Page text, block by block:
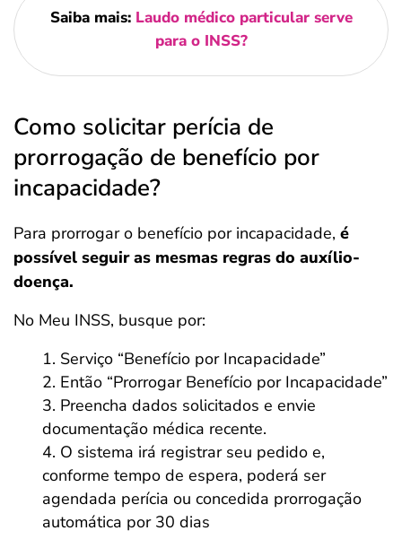
Saiba mais: Laudo médico particular serve
para o INSS?
Como solicitar perícia de
prorrogação de benefício por
incapacidade?
Para prorrogar o benefício por incapacidade, é
possível seguir as mesmas regras do auxílio-
doença.
No Meu INSS, busque por:
Serviço “Benefício por Incapacidade”
Então “Prorrogar Benefício por Incapacidade”
Preencha dados solicitados e envie
documentação médica recente.
O sistema irá registrar seu pedido e,
conforme tempo de espera, poderá ser
agendada perícia ou concedida prorrogação
automática por 30 dias